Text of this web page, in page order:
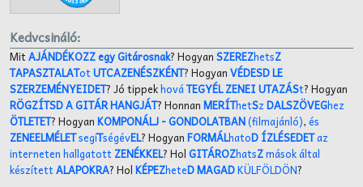
Kedvcsináló:
MitAJÁNDÉKOZZ egy Gitárosnak? HogyanSZEREZhetsZ
TAPASZTALATotUTCAZENÉSZKÉNT? HogyanVÉDESD LE
SZERZEMÉNYEIDET? Jó tippekhováTEGYÉL ZENEI UTAZÁSt? Hogyan
RÖGZÍTSD A GITÁR HANGJÁT? HonnanMERÍThetSzDALSZÖVEGhez
ÖTLETET? HogyanKOMPONÁLJ- GONDOLATBAN(filmajánló),és
ZENEELMÉLETsegíTségévEL? HogyanFORMÁLhatoD ÍZLÉSEDETaz
interneten hallgatott ZENÉKKEL? HolGITÁROZhatsZmások által
készítettALAPOKRA? HolKÉPEZheteD MAGADKÜLFÖLDÖN?